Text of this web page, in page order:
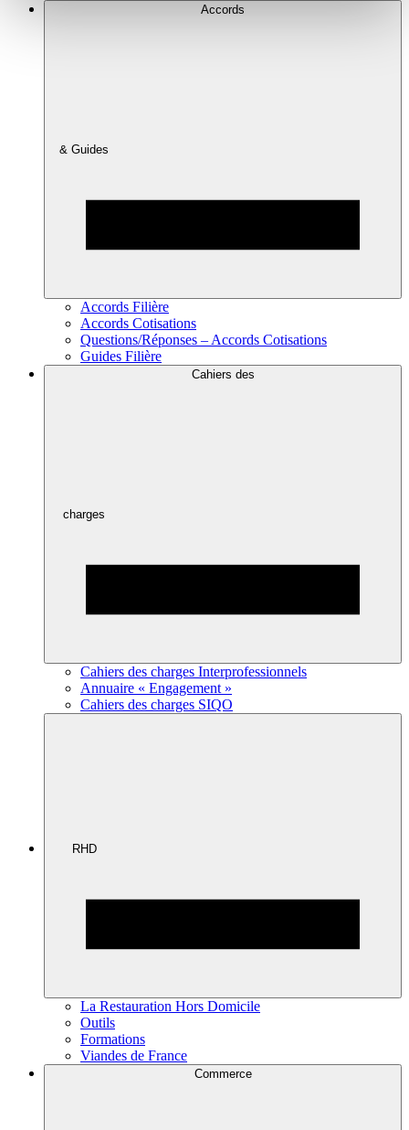
Accords
& Guides
Accords Filière
Accords Cotisations
Questions/Réponses – Accords Cotisations
Guides Filière
Cahiers des
charges
Cahiers des charges Interprofessionnels
Annuaire « Engagement »
Cahiers des charges SIQO
RHD
La Restauration Hors Domicile
Outils
Formations
Viandes de France
Commerce